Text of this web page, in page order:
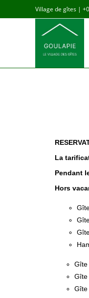
Village de gîtes |
La
Pendant
Hors
Gîte
Gîte
Gîte